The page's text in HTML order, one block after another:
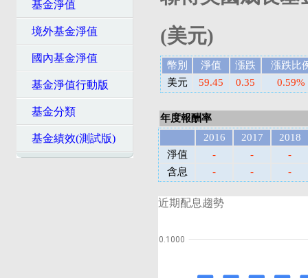
基金淨值
境外基金淨值
國內基金淨值
基金淨值行動版
基金分類
基金績效(測試版)
(美元)
幣別 淨值 漲跌
漲跌比
美元
59.45 0.35 0.59%
年度報酬率
2016
2017
2018
淨值
- -
-
含息
- - -
近期配息趨勢
0.1000